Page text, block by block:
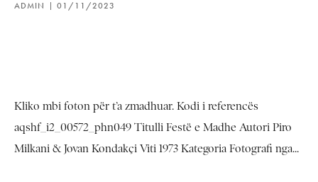
ADMIN 01/11/2023
Kliko mbi foton për t’a zmadhuar. Kodi i referencës
aqshf_i2_00572_phn049 Titulli Festë e Madhe Autori Piro
Milkani & Jovan Kondakçi Viti 1973 Kategoria Fotografi nga...